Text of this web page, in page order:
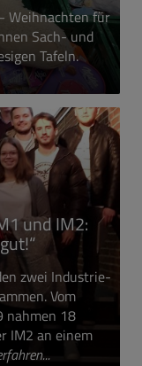
Weihnachten für
Sach- und
Tafeln.
und IM2:
zwei Industrie-
Vom
nahmen 18
IM2 an einem